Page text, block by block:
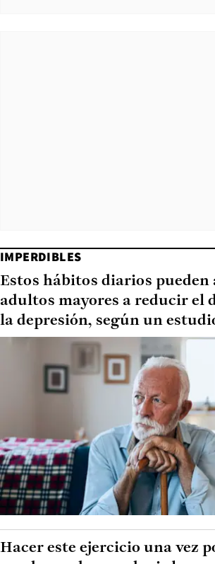
IMPERDIBLES
Estos hábitos diarios pueden
adultos mayores a reducir el
la depresión, según un
Hacer este ejercicio una vez